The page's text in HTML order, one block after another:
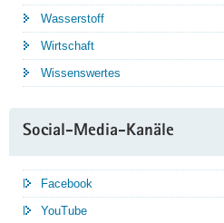
Wasserstoff
Wirtschaft
Wissenswertes
Social-Media-Kanäle
Facebook
YouTube